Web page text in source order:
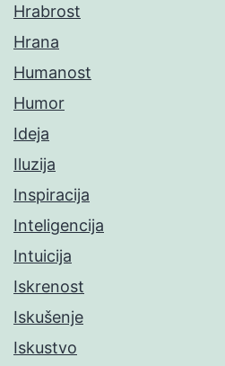
Hrabrost
Hrana
Humanost
Humor
Ideja
Iluzija
Inspiracija
Inteligencija
Intuicija
Iskrenost
Iskušenje
Iskustvo